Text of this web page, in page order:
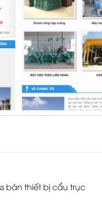
bán thiết bị cẩu trục